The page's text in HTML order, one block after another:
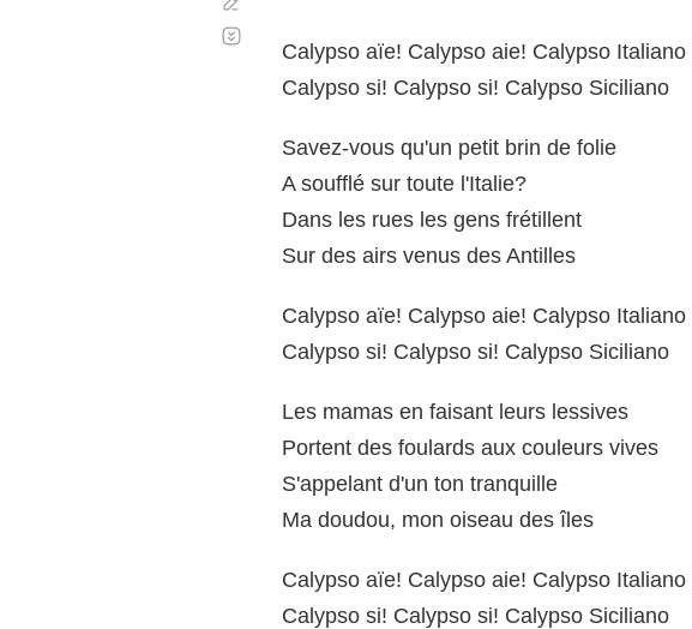
Calypso aïe! Calypso aie! Calypso Italiano
Calypso si! Calypso si! Calypso Siciliano
Savez-vous qu'un petit brin de folie
A soufflé sur toute l'Italie?
Dans les rues les gens frétillent
Sur des airs venus des Antilles
Calypso aïe! Calypso aie! Calypso Italiano
Calypso si! Calypso si! Calypso Siciliano
Les mamas en faisant leurs lessives
Portent des foulards aux couleurs vives
S'appelant d'un ton tranquille
Ma doudou, mon oiseau des îles
Calypso aïe! Calypso aie! Calypso Italiano
Calypso si! Calypso si! Calypso Siciliano
automático